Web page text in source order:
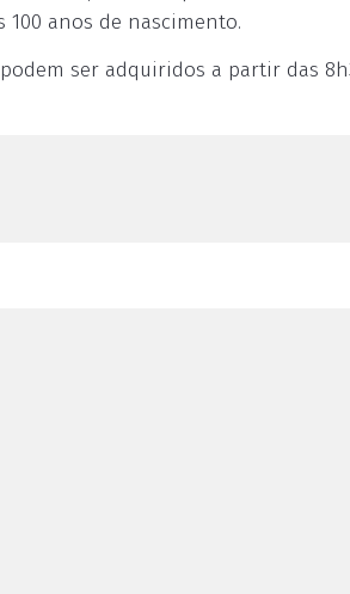
anos de nascimento.
ser adquiridos a partir das